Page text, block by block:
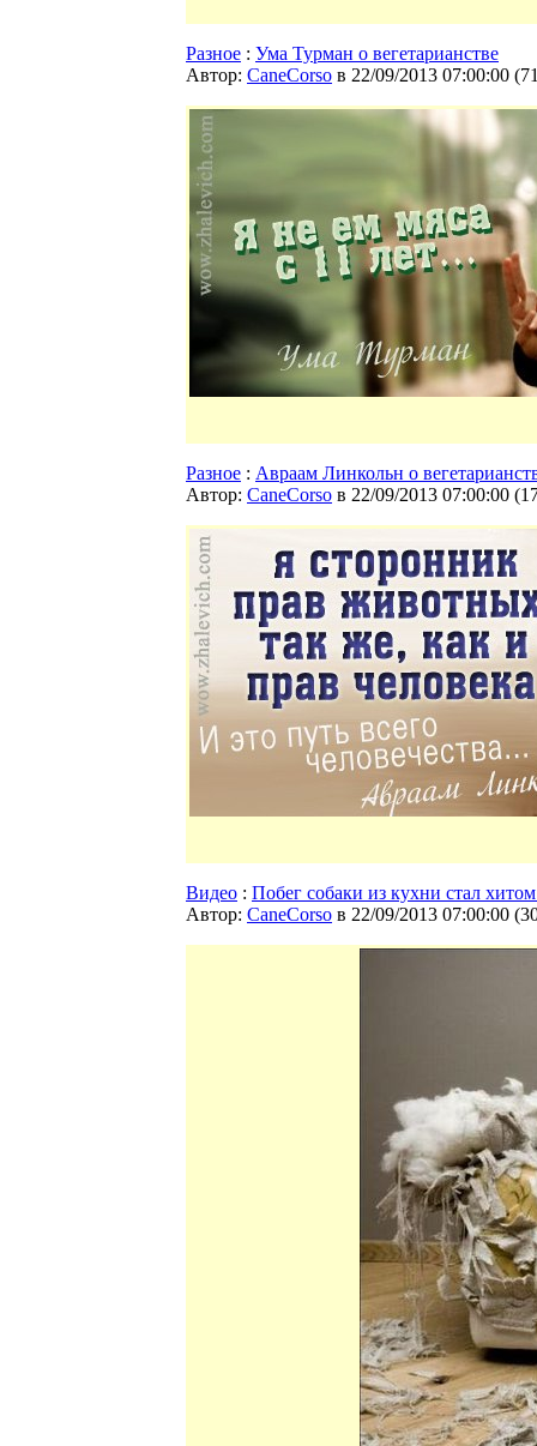
Разное : Ума Турман о вегетарианстве
Автор: CaneCorso в 22/09/2013 07:00:00 (
Разное : Авраам Линкольн о
Автор: CaneCorso в 22/09/2013 07:00:00 (
Видео : Побег собаки из кухни стал
Автор: CaneCorso в 22/09/2013 07:00:00 (